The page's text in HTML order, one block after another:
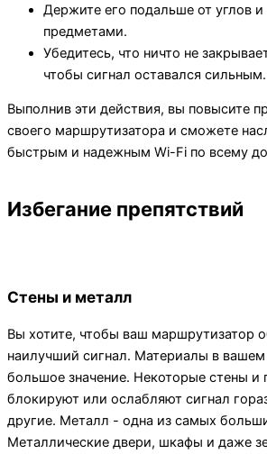
Держите его подальше от углов
предметами.
Убедитесь, что ничто не
чтобы сигнал оставался сильным.
Выполнив эти действия, вы повысите
своего маршрутизатора и сможете
быстрым и надежным Wi-Fi по всему
Избегание препятствий
Стены и металл
Вы хотите, чтобы ваш маршрутизатор
наилучший сигнал. Материалы в
большое значение. Некоторые стены и
блокируют или ослабляют сигнал
другие. Металл - одна из самых
Металлические двери, шкафы и даже